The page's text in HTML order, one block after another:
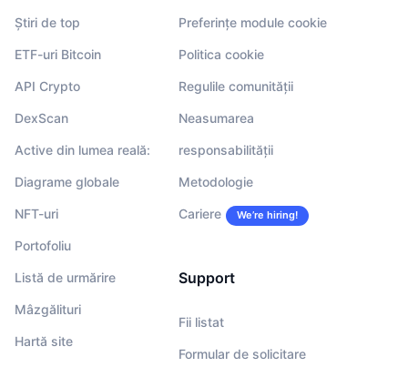
Știri de top
ETF-uri Bitcoin
API Crypto
DexScan
Active din lumea reală:
Diagrame globale
NFT-uri
Portofoliu
Listă de urmărire
Mâzgălituri
Hartă site
Preferințe module cookie
Politica cookie
Regulile comunității
Neasumarea
responsabilității
Metodologie
Cariere We’re hiring!
Support
Fii listat
Formular de solicitare